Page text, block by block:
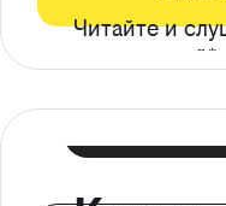
Читайте и
ограничений*